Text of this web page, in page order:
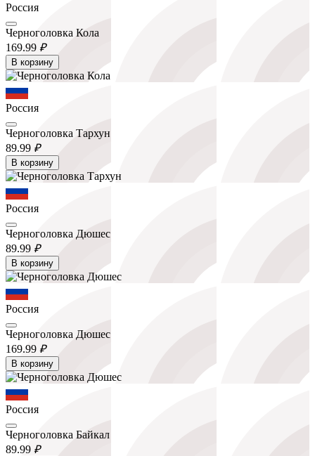
Россия
Черноголовка Кола
169.99 ₽
В корзину
Россия
Черноголовка Тархун
89.99 ₽
В корзину
Россия
Черноголовка Дюшес
89.99 ₽
В корзину
Россия
Черноголовка Дюшес
169.99 ₽
В корзину
Россия
Черноголовка Байкал
89.99 ₽